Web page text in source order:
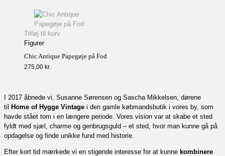
Tilføj til kurv
Figurer
Chic Antique Papegøje på Fod
275,00 kr.
I 2017 åbnede vi, Susanne Sørensen og Sascha Mikkelsen, dørene
til
Home of Hygge Vintage i den gamle købmandsbutik i vores by, som
havde stået tom i en længere periode. Vores vision var at skabe et sted
fyldt med sjæl, charme og genbrugsguld – et sted, hvor man kunne gå på
opdagelse og finde unikke fund med historie.
Efter kort tid mærkede vi en stigende interesse for at kunne kombinere